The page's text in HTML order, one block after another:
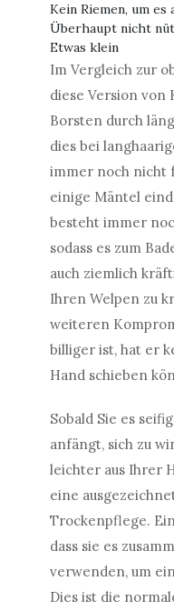
Kein Riemen, um
Überhaupt nicht
Etwas klein
Im Vergleich zur
diese Version
Borsten durch
dies bei
immer noch nicht
einige Mäntel
besteht immer
sodass es zum
auch ziemlich
Ihren Welpen zu
weiteren
billiger ist, hat er
Hand schieben
Sobald Sie es
anfängt, sich zu
leichter aus Ihrer
eine
Trockenpflege.
dass sie es
verwenden, um
Dies ist die